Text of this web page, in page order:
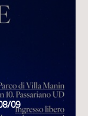
09